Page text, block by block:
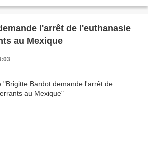
l'arrêt de l'euthanasie
au Mexique